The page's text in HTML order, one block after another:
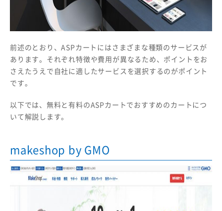
前述のとおり、ASPカートにはさまざまな種類のサービスが
あります。それぞれ特徴や費用が異なるため、ポイントをお
さえたうえで自社に適したサービスを選択するのがポイント
です。
以下では、無料と有料のASPカートでおすすめのカートにつ
いて解説します。
makeshop by GMO